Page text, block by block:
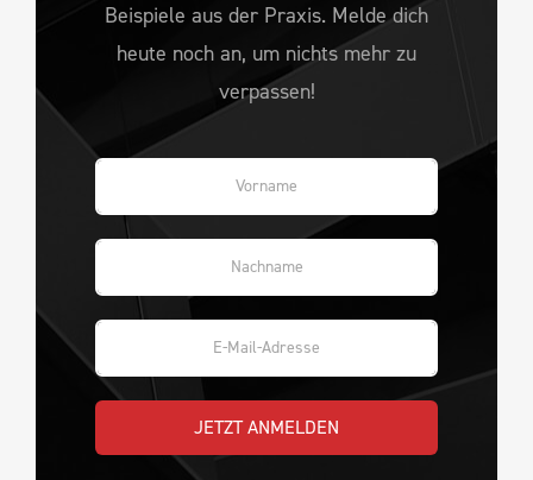
Beispiele aus der Praxis. Melde dich
heute noch an, um nichts mehr zu
verpassen!
JETZT ANMELDEN